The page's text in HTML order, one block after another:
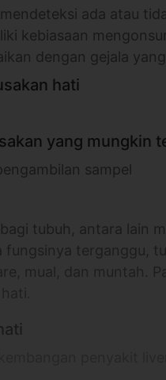
ada atau
kebiasaan
dengan gejala
hati
yang mungkin
sampel
tubuh, antara lain
terganggu,